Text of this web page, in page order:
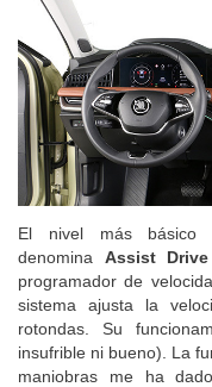
El nivel más básico
denomina Assist Drive
programador de
sistema ajusta la
rotondas. Su
insufrible ni bueno). La
maniobras me ha